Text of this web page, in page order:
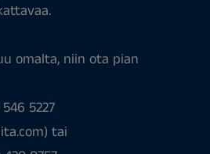
omalta, niin ota pian
5227
tai